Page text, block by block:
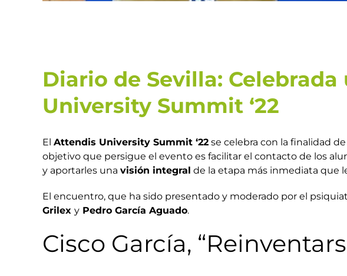
Diario de Sevilla:
University Summit ‘22
El Attendis University Summit ‘22 se celebra con la finalidad
objetivo que persigue el evento es facilitar el contacto de los
y aportarles una visión integral de la etapa más inmediata que
El encuentro, que ha sido presentado y moderado por el
Grilex y Pedro García Aguado.
Cisco García,